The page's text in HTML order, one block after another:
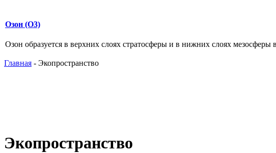
Озон (О3)
Озон образуется в верхних слоях стратосферы и в нижних слоях
Главная - Экопространство
Экопространство